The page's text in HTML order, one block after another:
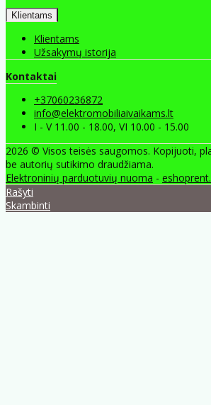
Klientams
Klientams
Užsakymų istorija
Kontaktai
+37060236872
info@elektromobiliaivaikams.lt
I - V 11.00 - 18.00, VI 10.00 - 15.00
2026 © Visos teisės saugomos. Kopijuoti,
be autorių sutikimo draudžiama.
Elektroninių parduotuvių nuoma -
Rašyti
Skambinti